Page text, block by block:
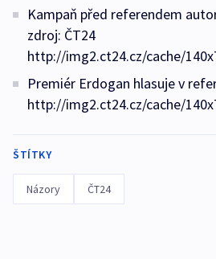
Kampaň před referendem
zdroj: ČT24
http://img2.ct24.cz/cache/
Premiér Erdogan hlasuje v
http://img2.ct24.cz/cache/
ŠTÍTKY
Názory ČT24